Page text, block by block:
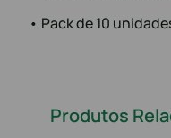
• Pack de 10
Produtos